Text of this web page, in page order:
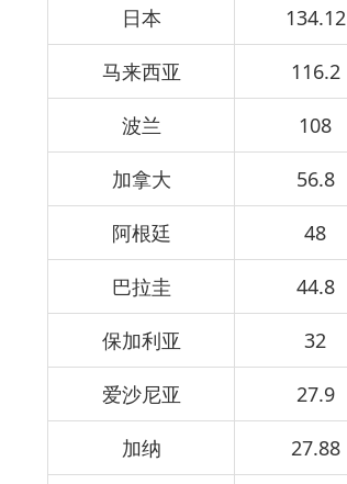
日本 134.12
马来西亚 116.2
波兰 108
加拿大 56.8
阿根廷 48
巴拉圭 44.8
保加利亚 32
爱沙尼亚 27.9
加纳 27.88